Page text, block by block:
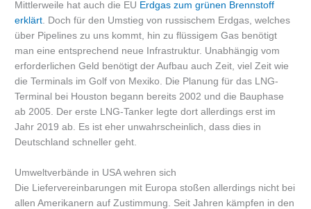
Mittlerweile hat auch die EU Erdgas zum grünen Brennstoff
erklärt. Doch für den Umstieg von russischem Erdgas, welches
über Pipelines zu uns kommt, hin zu flüssigem Gas benötigt
man eine entsprechend neue Infrastruktur. Unabhängig vom
erforderlichen Geld benötigt der Aufbau auch Zeit, viel Zeit wie
die Terminals im Golf von Mexiko. Die Planung für das LNG-
Terminal bei Houston begann bereits 2002 und die Bauphase
ab 2005. Der erste LNG-Tanker legte dort allerdings erst im
Jahr 2019 ab. Es ist eher unwahrscheinlich, dass dies in
Deutschland schneller geht.
Umweltverbände in USA wehren sich
Die Liefervereinbarungen mit Europa stoßen allerdings nicht bei
allen Amerikanern auf Zustimmung. Seit Jahren kämpfen in den